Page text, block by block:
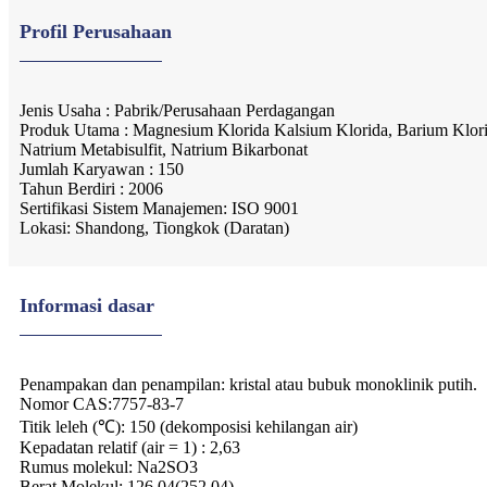
Profil Perusahaan
Jenis Usaha : Pabrik/Perusahaan Perdagangan
Produk Utama : Magnesium Klorida Kalsium Klorida, Barium
Natrium Metabisulfit, Natrium Bikarbonat
Jumlah Karyawan : 150
Tahun Berdiri : 2006
Sertifikasi Sistem Manajemen: ISO 9001
Lokasi: Shandong, Tiongkok (Daratan)
Informasi dasar
Penampakan dan penampilan: kristal atau bubuk monoklinik putih.
Nomor CAS:7757-83-7
Titik leleh (℃): 150 (dekomposisi kehilangan air)
Kepadatan relatif (air = 1) : 2,63
Rumus molekul: Na2SO3